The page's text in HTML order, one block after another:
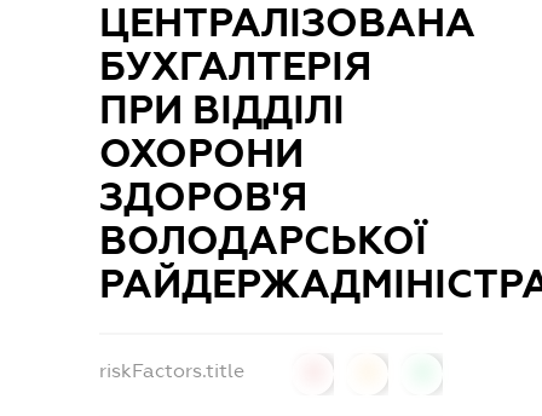
ЦЕНТРАЛІЗОВАНА
БУХГАЛТЕРІЯ
ПРИ ВІДДІЛІ
ОХОРОНИ
ЗДОРОВ'Я
ВОЛОДАРСЬКОЇ
riskFactors.title